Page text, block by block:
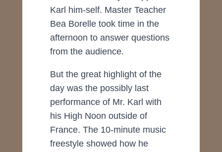
Karl him-self. Master Teacher
Bea Borelle took time in the
afternoon to answer questions
from the audience.
But the great highlight of the
day was the possibly last
performance of Mr. Karl with
his High Noon outside of
France. The 10-minute music
freestyle showed how he